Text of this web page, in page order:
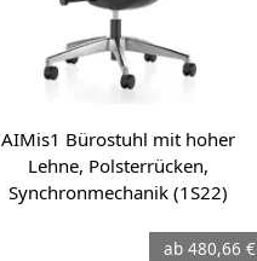
AIMis1 Bürostuhl mit hoher
Lehne, Polsterrücken,
Synchronmechanik (1S22)
ab 480,66 €